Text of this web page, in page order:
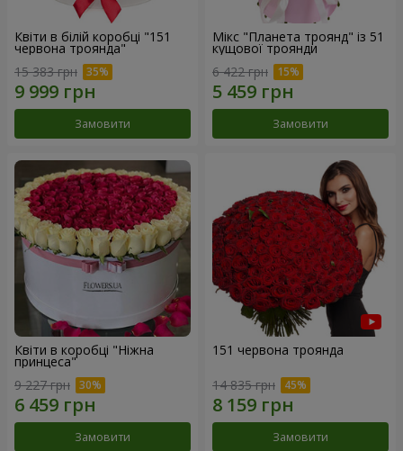
Квіти в білій коробці "151
червона троянда"
15 383 грн
Замовити
Мікс "Планета троянд" із 51
кущової троянди
6 422 грн
Замовити
Квіти в коробці "Ніжна
принцеса"
9 227 грн
Замовити
151 червона троянда
14 835 грн
Замовити